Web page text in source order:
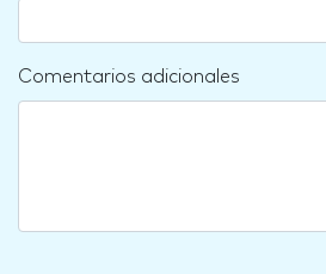
Comentarios adicionales